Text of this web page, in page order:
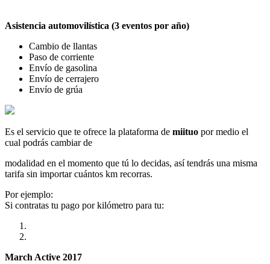
Asistencia automovilística (3 eventos por año)
Cambio de llantas
Paso de corriente
Envío de gasolina
Envío de cerrajero
Envío de grúa
Es el servicio que te ofrece la plataforma de miituo por medio el
cual podrás cambiar de
modalidad en el momento que tú lo decidas, así tendrás una misma
tarifa sin importar cuántos km recorras.
Por ejemplo:
Si contratas tu pago por kilómetro para tu:
March Active 2017